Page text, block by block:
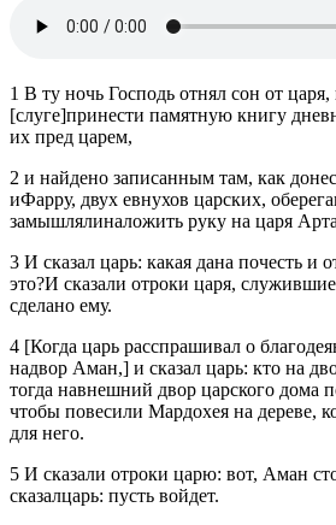
1 В ту ночь Господь отнял сон от царя,
[слуге]принести памятную книгу
их пред царем,
2 и найдено записанным там, как
иФарру, двух евнухов царских,
замышлялиналожить руку на царя
3 И сказал царь: какая дана почесть и
это?И сказали отроки царя,
сделано ему.
4 [Когда царь расспрашивал о
надвор Аман,] и сказал царь: кто на
тогда навнешний двор царского дома
чтобы повесили Мардохея на дереве,
для него.
5 И сказали отроки царю: вот, Аман
сказалцарь: пусть войдет.